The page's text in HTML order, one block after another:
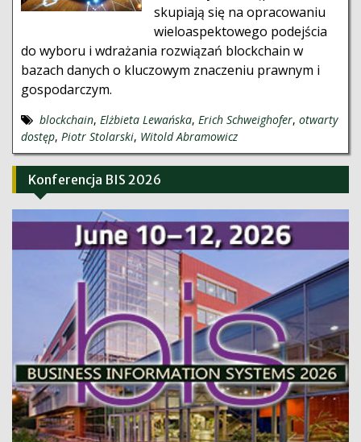
skupiają się na opracowaniu
wieloaspektowego podejścia
do wyboru i wdrażania rozwiązań blockchain w
bazach danych o kluczowym znaczeniu prawnym i
gospodarczym.
blockchain, Elżbieta Lewańska, Erich Schweighofer, otwarty
dostęp, Piotr Stolarski, Witold Abramowicz
Konferencja BIS 2026